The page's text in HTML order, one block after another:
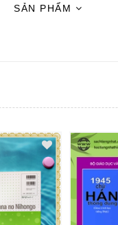
SẢN PHẨM